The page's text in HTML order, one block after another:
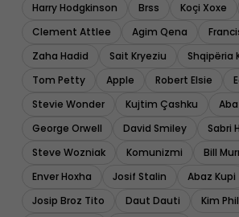
Harry Hodgkinson Brss Koçi Xoxe
Clement Attlee
Agim Qena
Zaha Hadid
Sait Kryeziu
Shqipëria
Tom Petty
Apple Robert Elsie
Stevie Wonder
Kujtim Çashku
George Orwell
David Smiley Sabri
Steve Wozniak
Komunizmi
Bill
Enver Hoxha
Josif Stalin
Abaz Kupi
Josip Broz Tito
Daut Dauti
Kim